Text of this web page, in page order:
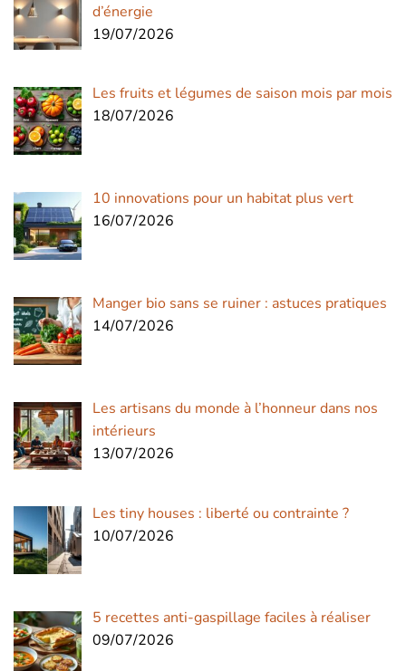
d’énergie
19/07/2026
Les fruits et légumes de saison mois par mois
18/07/2026
10 innovations pour un habitat plus vert
16/07/2026
Manger bio sans se ruiner : astuces pratiques
14/07/2026
Les artisans du monde à l’honneur dans nos
intérieurs
13/07/2026
Les tiny houses : liberté ou contrainte ?
10/07/2026
5 recettes anti-gaspillage faciles à réaliser
09/07/2026